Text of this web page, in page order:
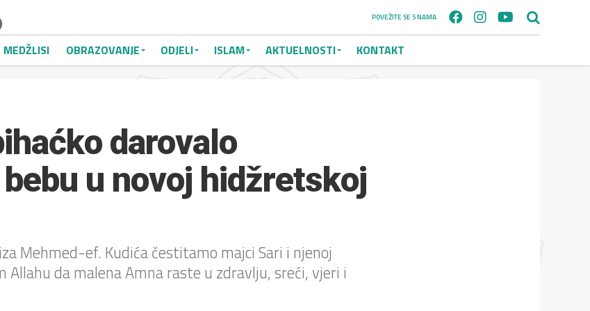
POVEŽITE SE S NAMA
MEDŽLISI OBRAZOVANJE ODJELI ISLAM AKTUELNOSTI KONTAKT
darovalo
u novoj hidžretskoj
Mehmed-ef. Kudića čestitamo majci Sari i njenoj
Allahu da malena Amna raste u zdravlju, sreći, vjeri i